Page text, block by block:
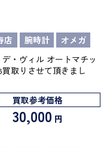
店 腕時計
オメガ
・ヴィル オートマチッ
買取りさせて頂きまし
買取参考価格
30,000 円